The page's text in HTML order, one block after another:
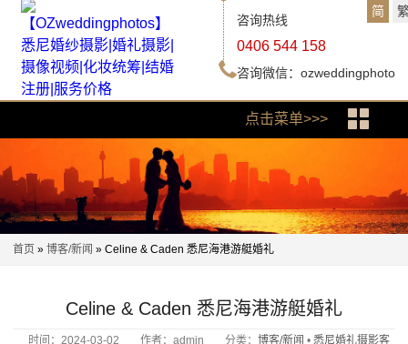
咨询热线
0406 544 158
咨询微信：ozweddingphoto
简
点击菜单>>>
首页 » 博客/新闻 » Celine & Caden 悉尼海港游艇婚礼
Celine & Caden 悉尼海港游艇婚礼
时间：2024-03-02 作者：admin 分类： 博客/新闻 • 悉尼婚礼摄影客